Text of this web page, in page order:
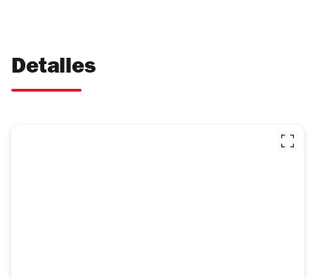
Detalles